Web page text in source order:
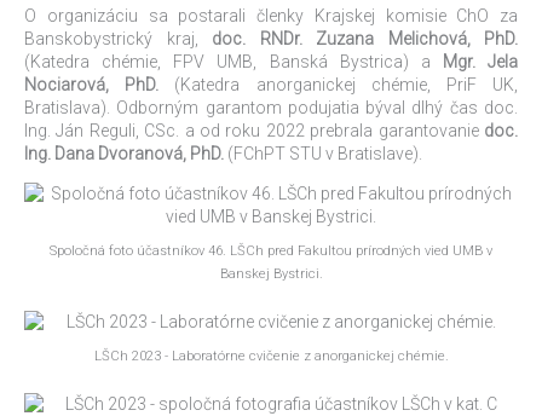
O organizáciu sa postarali členky Krajskej komisie ChO za
Banskobystrický kraj, doc. RNDr. Zuzana Melichová, PhD.
(Katedra chémie, FPV UMB, Banská Bystrica) a
Mgr. Jela
Nociarová, PhD. (Katedra anorganickej chémie, PriF UK,
Bratislava). Odborným garantom podujatia býval dlhý čas doc.
Ing. Ján Reguli, CSc. a od roku 2022 prebrala garantovanie doc.
Ing. Dana Dvoranová, PhD. (FChPT STU v Bratislave).
Spoločná foto účastníkov 46. LŠCh pred Fakultou prírodných vied UMB v
Banskej Bystrici.
LŠCh 2023 - Laboratórne cvičenie z anorganickej chémie.